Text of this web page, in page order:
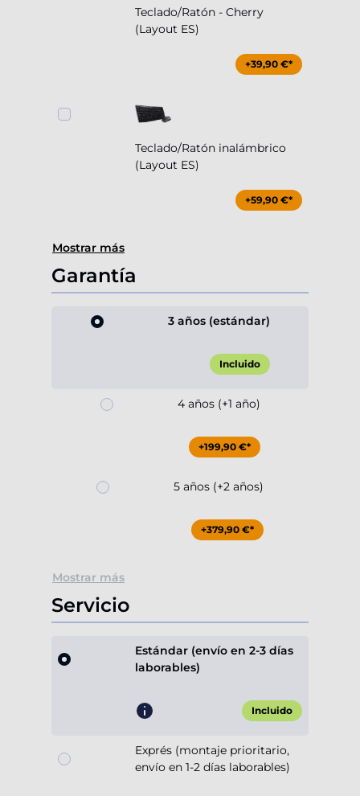
Teclado/Ratón - Cherry
(Layout ES)
+39,90 €*
Teclado/Ratón inalámbrico
(Layout ES)
+59,90 €*
Mostrar más
Garantía
3 años (estándar)
Incluido
4 años (+1 año)
+199,90 €*
5 años (+2 años)
+379,90 €*
Mostrar más
Servicio
Estándar (envío en 2-3 días
laborables)
Incluido
Exprés (montaje prioritario,
envío en 1-2 días laborables)